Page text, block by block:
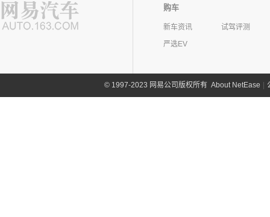
购车
新车资讯
试驾评测
严选EV
©1997-2023 网易公司版权所有 About NetEase